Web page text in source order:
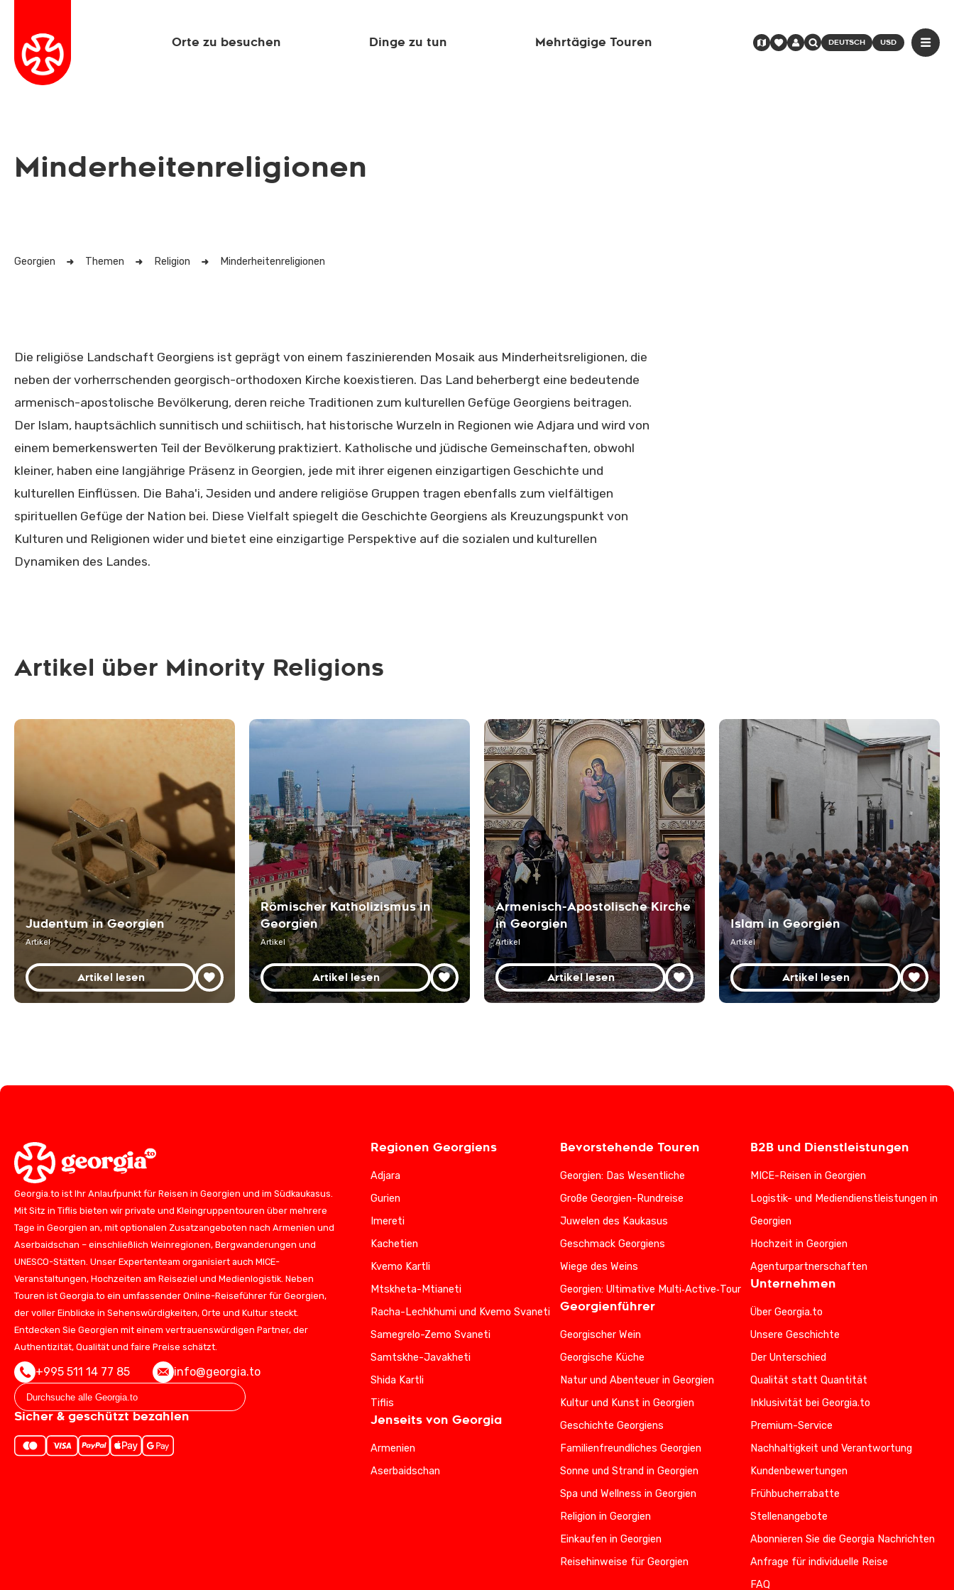
Orte zu besuchen Dinge zu tun Mehrtägige Touren DEUTSCH USD
Minderheitenreligionen
Georgien Themen Religion Minderheitenreligionen
Die religiöse Landschaft Georgiens ist geprägt von einem faszinierenden Mosaik aus Minderheitsreligionen, die
neben der vorherrschenden georgisch-orthodoxen Kirche koexistieren. Das Land beherbergt eine bedeutende
armenisch-apostolische Bevölkerung, deren reiche Traditionen zum kulturellen Gefüge Georgiens beitragen.
Der Islam, hauptsächlich sunnitisch und schiitisch, hat historische Wurzeln in Regionen wie Adjara und wird von
einem bemerkenswerten Teil der Bevölkerung praktiziert. Katholische und jüdische Gemeinschaften, obwohl
kleiner, haben eine langjährige Präsenz in Georgien, jede mit ihrer eigenen einzigartigen Geschichte und
kulturellen Einflüssen. Die Baha'i, Jesiden und andere religiöse Gruppen tragen ebenfalls zum vielfältigen
spirituellen Gefüge der Nation bei. Diese Vielfalt spiegelt die Geschichte Georgiens als Kreuzungspunkt von
Kulturen und Religionen wider und bietet eine einzigartige Perspektive auf die sozialen und kulturellen
Dynamiken des Landes.
Artikel über Minority Religions
Judentum in Georgien
Artikel
Artikel lesen
Römischer Katholizismus in
Georgien
Artikel
Artikel lesen
Armenisch-Apostolische Kirche
in Georgien
Artikel
Artikel lesen
Islam in Georgien
Artikel
Artikel lesen
Georgia.to ist Ihr Anlaufpunkt für Reisen in Georgien und im Südkaukasus.
Mit Sitz in Tiflis bieten wir private und Kleingruppentouren über mehrere
Tage in Georgien an, mit optionalen Zusatzangeboten nach Armenien und
Aserbaidschan – einschließlich Weinregionen, Bergwanderungen und
UNESCO-Stätten. Unser Expertenteam organisiert auch MICE-
Veranstaltungen, Hochzeiten am Reiseziel und Medienlogistik. Neben
Touren ist Georgia.to ein umfassender Online-Reiseführer für Georgien,
der voller Einblicke in Sehenswürdigkeiten, Orte und Kultur steckt.
Entdecken Sie Georgien mit einem vertrauenswürdigen Partner, der
Authentizität, Qualität und faire Preise schätzt.
+995 511 14 77 85 info@georgia.to
Sicher & geschützt bezahlen
Regionen Georgiens
Adjara
Gurien
Imereti
Kachetien
Kvemo Kartli
Mtskheta-Mtianeti
Racha-Lechkhumi und Kvemo Svaneti
Samegrelo-Zemo Svaneti
Samtskhe-Javakheti
Shida Kartli
Tiflis
Jenseits von Georgia
Armenien
Aserbaidschan
Bevorstehende Touren
Georgien: Das Wesentliche
Große Georgien-Rundreise
Juwelen des Kaukasus
Geschmack Georgiens
Wiege des Weins
Georgien: Ultimative Multi‑Active‑Tour
Georgienführer
Georgischer Wein
Georgische Küche
Natur und Abenteuer in Georgien
Kultur und Kunst in Georgien
Geschichte Georgiens
Familienfreundliches Georgien
Sonne und Strand in Georgien
Spa und Wellness in Georgien
Religion in Georgien
Einkaufen in Georgien
Reisehinweise für Georgien
B2B und Dienstleistungen
MICE-Reisen in Georgien
Logistik- und Mediendienstleistungen in
Georgien
Hochzeit in Georgien
Agenturpartnerschaften
Unternehmen
Über Georgia.to
Unsere Geschichte
Der Unterschied
Qualität statt Quantität
Inklusivität bei Georgia.to
Premium-Service
Nachhaltigkeit und Verantwortung
Kundenbewertungen
Frühbucherrabatte
Stellenangebote
Abonnieren Sie die Georgia Nachrichten
Anfrage für individuelle Reise
FAQ